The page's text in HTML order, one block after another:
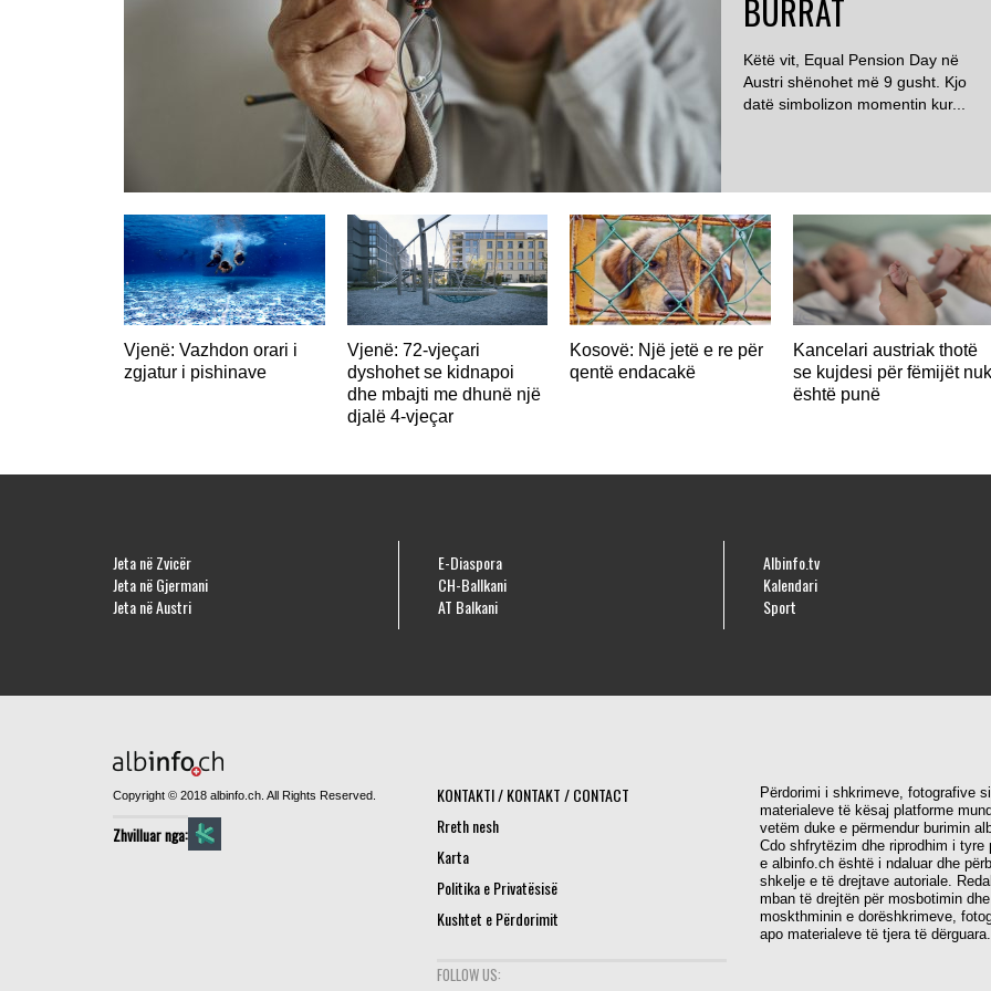
BURRAT
Këtë vit, Equal Pension Day në
Austri shënohet më 9 gusht. Kjo
datë simbolizon momentin kur...
Vjenë: Vazhdon orari i
zgjatur i pishinave
Vjenë: 72-vjeçari
dyshohet se kidnapoi
dhe mbajti me dhunë një
djalë 4-vjeçar
Kosovë: Një jetë e re për
qentë endacakë
Kancelari austriak thotë
se kujdesi për fëmijët
është punë
Jeta në Zvicër
Jeta në Gjermani
Jeta në Austri
E-Diaspora
CH-Ballkani
AT Balkani
Albinfo.tv
Kalendari
Sport
Copyright © 2018 albinfo.ch. All Rights Reserved.
Zhvilluar nga:
KONTAKTI / KONTAKT / CONTACT
Rreth nesh
Karta
Politika e Privatësisë
Kushtet e Përdorimit
FOLLOW US:
Përdorimi i shkrimeve, fotografive
materialeve të kësaj platforme
vetëm duke e përmendur burimin
Cdo shfrytëzim dhe riprodhim i tyre
e albinfo.ch është i ndaluar dhe
shkelje e të drejtave autoriale.
mban të drejtën për mosbotimin dhe
moskthminin e dorëshkrimeve,
apo materialeve të tjera të dërguara.